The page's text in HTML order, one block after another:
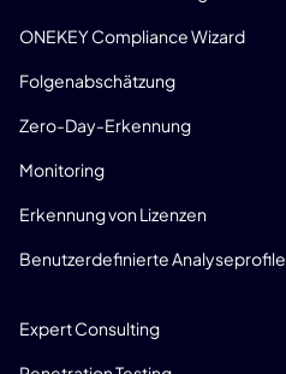
ONEKEY Compliance Wizard
Folgenabschätzung
Zero-Day-Erkennung
Monitoring
Erkennung von Lizenzen
Benutzerdefinierte Analyseprofile
Expert Consulting